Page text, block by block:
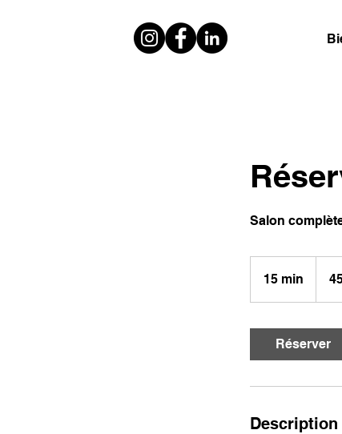
Salon
15 min
Réserver